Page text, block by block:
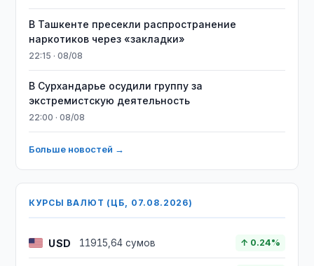
В Ташкенте пресекли распространение
наркотиков через «закладки»
22:15 · 08/08
В Сурхандарье осудили группу за
экстремистскую деятельность
22:00 · 08/08
Больше новостей →
КУРСЫ ВАЛЮТ (ЦБ, 07.08.2026)
USD 11915,64 сумов ↑ 0.24%